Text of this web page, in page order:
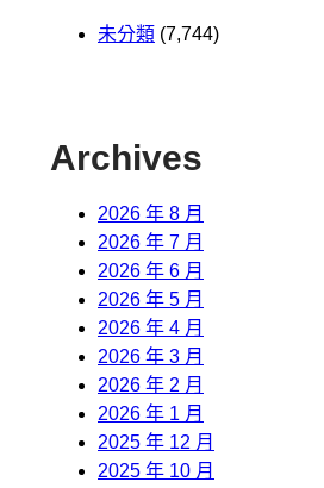
未分類 (7,744)
Archives
2026 年 8 月
2026 年 7 月
2026 年 6 月
2026 年 5 月
2026 年 4 月
2026 年 3 月
2026 年 2 月
2026 年 1 月
2025 年 12 月
2025 年 10 月